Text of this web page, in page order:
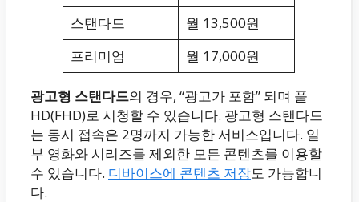
스탠다드
월 13,500원
프리미엄
월 17,000원
광고형 스탠다드의 경우, “광고가 포함” 되며 풀
HD(FHD)로 시청할 수 있습니다. 광고형 스탠다드
는 동시 접속은 2명까지 가능한 서비스입니다. 일
부 영화와 시리즈를 제외한 모든 콘텐츠를 이용할
수 있습니다. 디바이스에 콘텐츠 저장도 가능합니
다.